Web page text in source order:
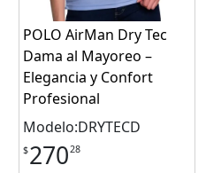
POLO AirMan Dry Tec
Dama al Mayoreo –
Elegancia y Confort
Profesional
Modelo:DRYTECD
$27028